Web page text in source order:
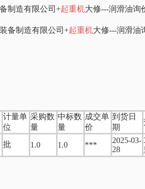
制造有限公司+起重机大修---润滑油询
备制造有限公司+起重机大修---润滑油
计量单
位
采购数
量
中标数
量
成交单
价
到货日
期
批 1.0 1.0 ***
2025-03-
28